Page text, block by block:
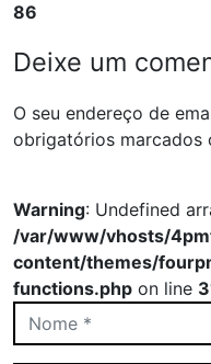
86
Deixe um
O seu endereço de
obrigatórios marcados
Warning: Undefined
/var/www/vhosts/
content/themes/
functions.php on line